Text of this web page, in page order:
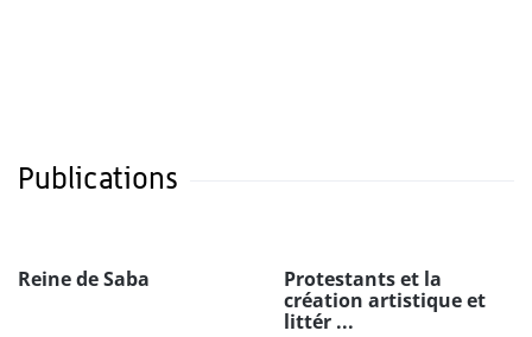
Publications
Reine de Saba
Protestants et la
création artistique et
littér ...